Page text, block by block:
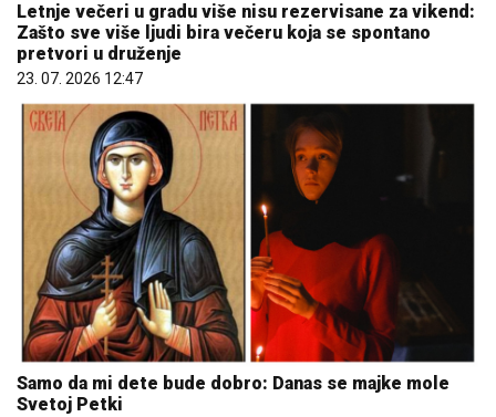
Letnje večeri u gradu više nisu rezervisane za vikend:
Zašto sve više ljudi bira večeru koja se spontano
pretvori u druženje
23. 07. 2026 12:47
Samo da mi dete bude dobro: Danas se majke mole
Svetoj Petki